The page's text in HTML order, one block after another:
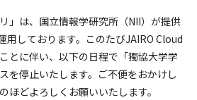
」は、国立情報学研究所（NII）が提供
用しております。このたびJAIRO Cloud
とに伴い、以下の日程で「獨協大学学
を停止いたします。ご不便をおかけし
ほどよろしくお願いいたします。